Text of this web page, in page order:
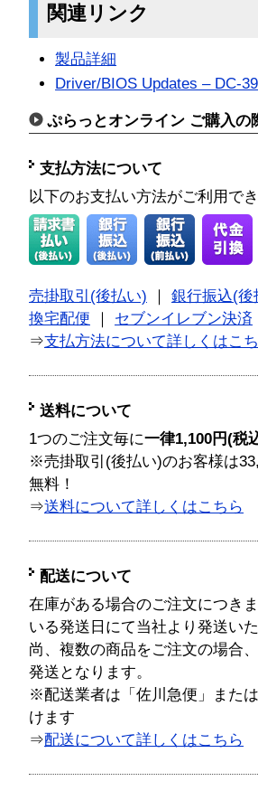
関連リンク
製品詳細
Driver/BIOS Updates – DC-
ぷらっとオンライン ご購入の
支払方法について
以下のお支払い方法がご利用で
売掛取引(後払い)
銀行振込(後
換宅配便
セブンイレブン決済
⇒支払方法について詳しくはこ
送料について
1つのご注文毎に一律1,100円(税
※売掛取引(後払い)のお客様は
無料！
⇒送料について詳しくはこちら
配送について
在庫がある場合のご注文につき
いる発送日にて当社より発送い
尚、複数の商品をご注文の場合
発送となります。
※配送業者は「佐川急便」また
けます
⇒配送について詳しくはこちら